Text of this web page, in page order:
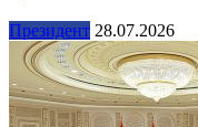
Президент 28.07.2026